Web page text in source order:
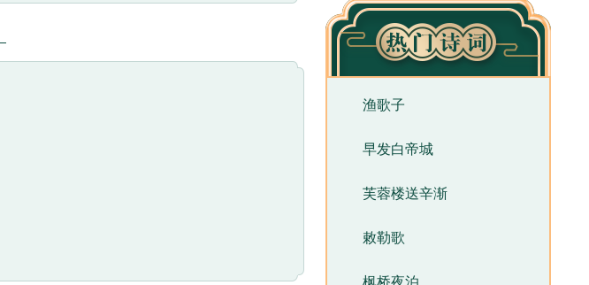
而不能求得“游女”，陈启源说：“夫说
求”，可望而不可即，加深着渴慕的程度。
常用的手法。具体到此诗，这种改动都
，三章“采、已、涘、右、浊”属之部韵
包涵了稳定。同时，这种改动也造成了语
高而融为露水，露水在阳光照射下蒸发
藏在描写对象后面的东西，就感到这首
渔歌子
早发白帝城
芙蓉楼送辛渐
敕勒歌
枫桥夜泊